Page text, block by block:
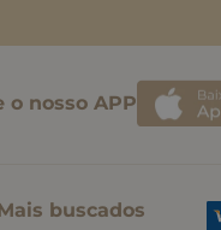
o nosso APP
buscados